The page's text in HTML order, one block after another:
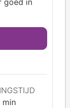
goed in
min